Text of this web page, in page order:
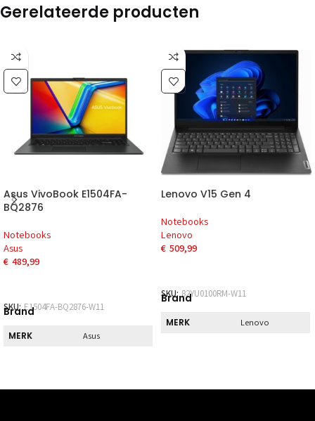
Gerelateerde producten
Asus VivoBook E1504FA-
BQ2876
Notebooks
Asus
€ 489,99
SKU:E1504FA-BQ2876-W11
Brand
MERK Asus
Lenovo V15 Gen 4
Notebooks
Lenovo
€ 509,99
SKU:82YU0100RM-W11
Brand
MERK Lenovo
DIRECT AF TE